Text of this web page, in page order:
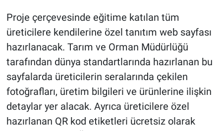
Proje çerçevesinde eğitime katılan tüm
üreticilere kendilerine özel tanıtım web sayfası
hazırlanacak. Tarım ve Orman Müdürlüğü
tarafından dünya standartlarında hazırlanan bu
sayfalarda üreticilerin seralarında çekilen
fotoğrafları, üretim bilgileri ve ürünlerine ilişkin
detaylar yer alacak. Ayrıca üreticilere özel
hazırlanan QR kod etiketleri ücretsiz olarak